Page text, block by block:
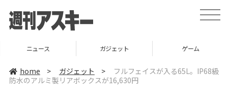
t
o
a
v
ニュース ガジェット ゲーム
home > ガジェット >
フルフェイスが入る65L。IP68級
防水のアルミ製リアボックスが16,630円